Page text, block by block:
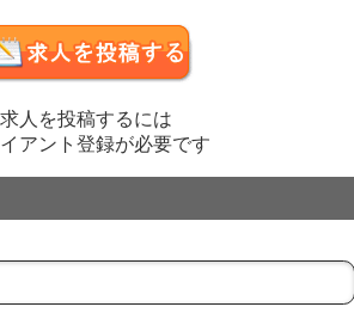
求人を投稿するには
アント登録が必要です